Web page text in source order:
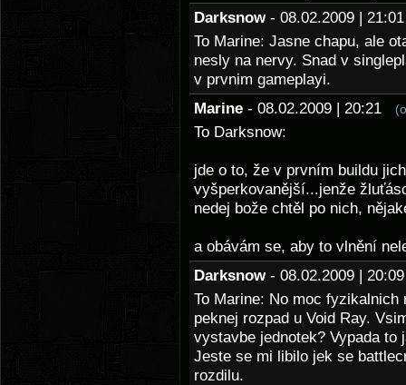
Darksnow - 08.02.2009 |
To Marine: Jasne chapu, ale
nesly na nervy. Snad v
v prvnim gameplayi.
Marine - 08.02.2009 | 20:21
To Darksnow:
jde o to, že v prvním buildu
vyšperkovanější...jenže
nedej bože chtěl po nich,
a obávám se, aby to vlnění
Darksnow - 08.02.2009 |
To Marine: No moc
peknej rozpad u Void Ray.
vystavbe jednotek? Vypada
Jeste se mi libilo jek se
rozdilu.